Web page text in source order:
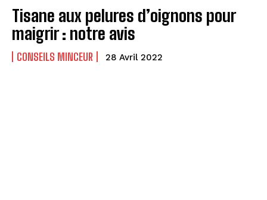
Tisane aux pelures d’oignons pour
maigrir : notre avis
CONSEILS MINCEUR 28 Avril 2022